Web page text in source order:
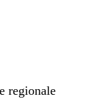
regionale